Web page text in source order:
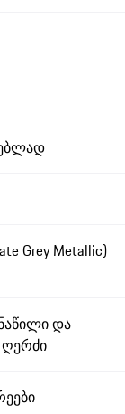
Grey Metallic)
და
ღერძი